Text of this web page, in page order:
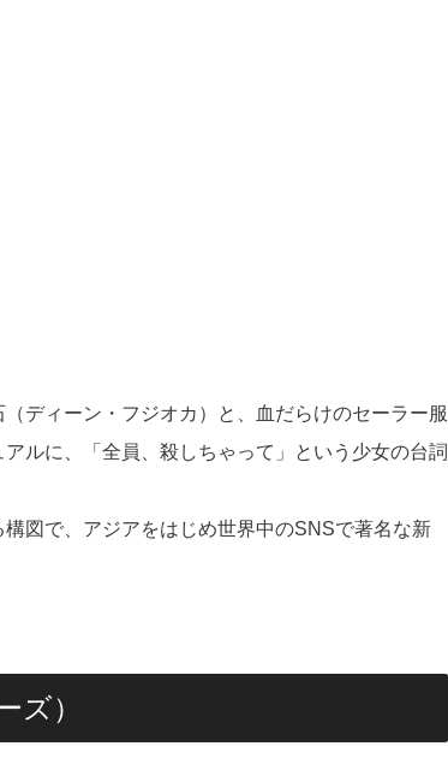
ディーン・フジオカ）と、血だらけのセーラー服
ルに、「全員、殺しちゃって」という少女の台詞
図で、アジアをはじめ世界中のSNSで著名な新
ズ）